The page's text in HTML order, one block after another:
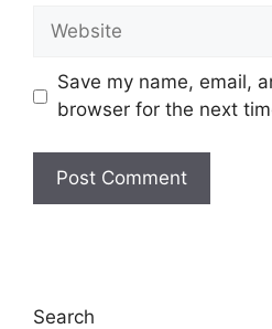
Website
Save my name, email,
browser for the next
Search